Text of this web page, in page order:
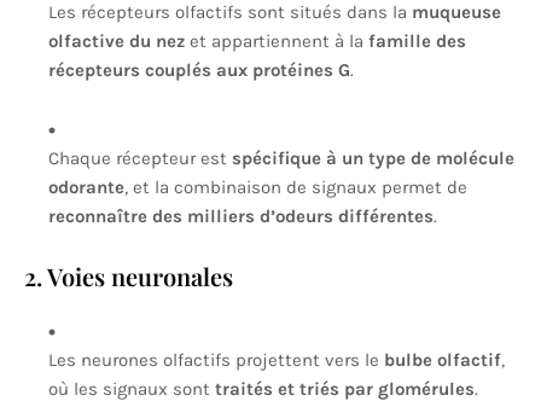
Les récepteurs olfactifs sont situés dans la muqueuse
olfactive du nez et appartiennent à la famille des
récepteurs couplés aux protéines G.
Chaque récepteur est spécifique à un type de molécule
odorante, et la combinaison de signaux permet de
reconnaître des milliers d’odeurs différentes.
2. Voies neuronales
Les neurones olfactifs projettent vers le bulbe olfactif,
où les signaux sont traités et triés par glomérules.